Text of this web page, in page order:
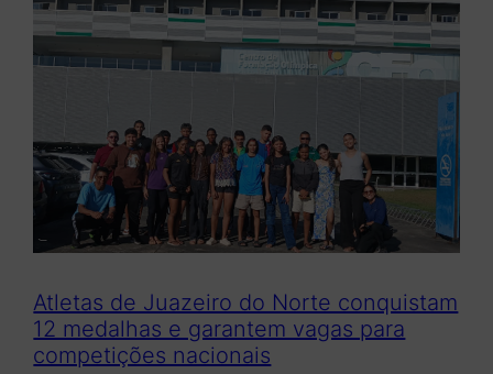
Atletas de Juazeiro do Norte conquistam
12 medalhas e garantem vagas para
competições nacionais